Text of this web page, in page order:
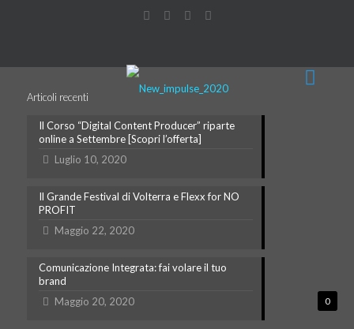
Articoli recenti
Il Corso “Digital Content Producer” riparte
online a Settembre [Scopri l’offerta]
Luglio 10, 2020
Il Grande Festival di Volterra e Flexx for NO
PROFIT
Maggio 22, 2020
0
Comunicazione Integrata: fai volare il tuo
brand
Maggio 20, 2020